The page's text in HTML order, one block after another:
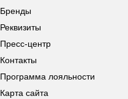
Бренды
Реквизиты
Пресс-центр
Контакты
Программа лояльности
Карта сайта